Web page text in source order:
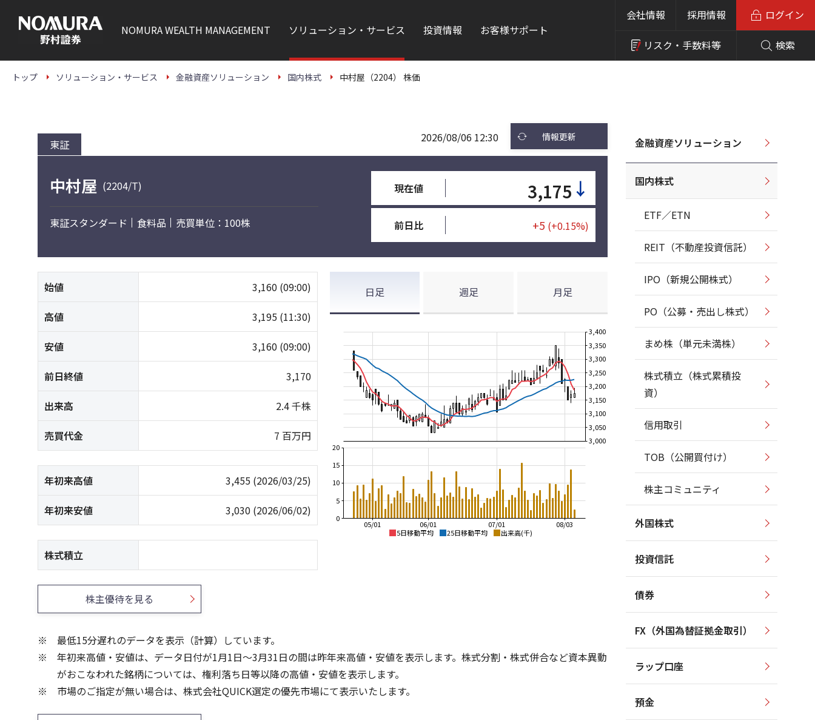
本
NOMURAWEALTH MANAGEMENT ソリューション・サービス 投資情報 お客様サポート
会社情報 採用情報
リスク・ 手数料等 検索
ログイン
トップ ソリューション・サービス 金融資産ソリューション 国内株式 中村屋（2204） 株価
東証 2026/08/06 12:30 情報更新
中村屋 (2204/T)
東証スタンダード 食料品 売買単位：100株
現在値 3,175 ↓
前日比 +5 (+0.15%)
始値 3,160 (09:00)
高値 3,195 (11:30)
安値 3,160 (09:00)
前日終値 3,170
出来高 2.4 千株
売買代金 7 百万円
年初来高値 3,455 (2026/03/25)
年初来安値 3,030 (2026/06/02)
株式積立
日足 週足 月足
5日移動平均 25日移動平均 出来高(千)
08/03
07/01
06/01
05/01
3,000
3,050
3,100
3,150
3,200
3,250
3,300
3,350
3,400
0
5
10
15
20
30
40
3,000
20
30
株主優待を見る
最低15分遅れのデータを表示（計算）しています。
年初来高値・安値は、データ日付が1月1日～3月31日の間は昨年来高値・安値を表示します。株式分割・株式併合など資本異動
がおこなわれた銘柄については、権利落ち日等以降の高値・安値を表示します。
市場のご指定が無い場合は、株式会社QUICK選定の優先市場にて表示いたします。
金融資産ソリューション
国内株式
ETF／ETN
REIT（不動産投資信託）
IPO（新規公開株式）
PO（公募・売出し株式）
まめ株（単元未満株）
株式積立（株式累積投
資）
信用取引
TOB（公開買付け）
株主コミュニティ
外国株式
投資信託
債券
FX（外国為替証拠金取引）
ラップ口座
預金